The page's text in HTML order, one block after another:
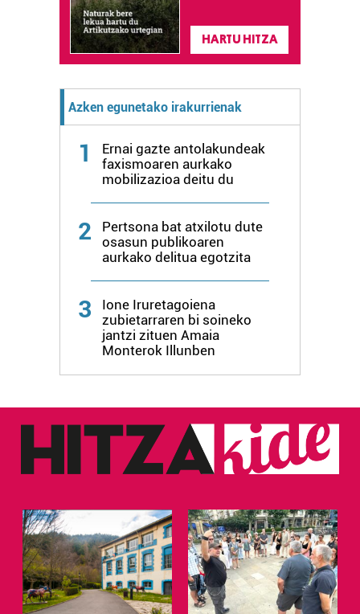
HARTU HITZA
Azken egunetako irakurrienak
1
Ernai gazte antolakundeak
faxismoaren aurkako
mobilizazioa deitu du
2
Pertsona bat atxilotu dute
osasun publikoaren
aurkako delitua egotzita
3
Ione Iruretagoiena
zubietarraren bi soineko
jantzi zituen Amaia
Monterok Illunben